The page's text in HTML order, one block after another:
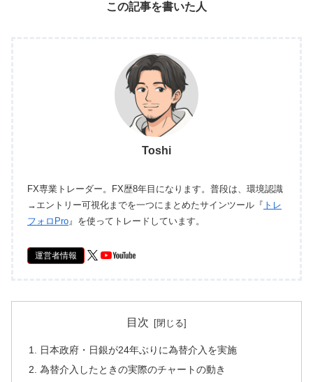
この記事を書いた人
Toshi
FX専業トレーダー。FX歴8年目になります。普段は、環境認識
→エントリー可視化までを一つにまとめたサインツール『 トレ
フォロPro 』を使ってトレードしています。
運営者情報
目次
日本政府・日銀が24年ぶりに為替介入を実施
為替介入したときの実際のチャートの動き